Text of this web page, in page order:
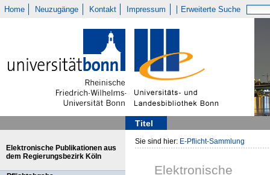
Home Neuzugänge Kontakt Impressum Erweiterte Suche
Titel
Elektronische Publikationen aus
dem Regierungsbezirk Köln
Sie sind hier: E-Pflicht-Sammlung
Elektronische